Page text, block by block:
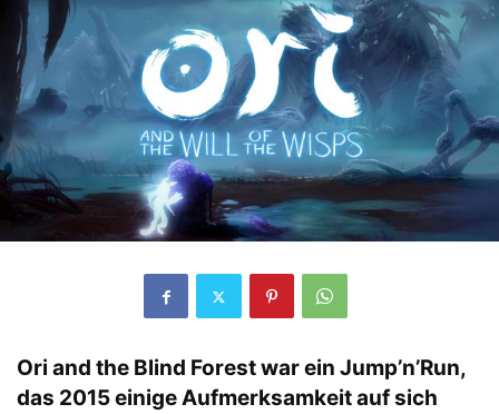
Ori and the Blind Forest war ein Jump’n’Run,
das 2015 einige Aufmerksamkeit auf sich